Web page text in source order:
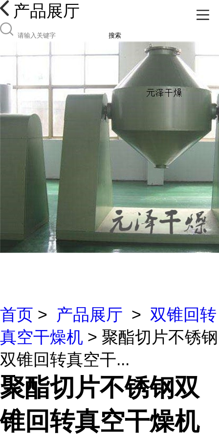
产品展厅
搜索
首页 > 产品展厅 > 双锥回转
真空干燥机 > 聚酯切片不锈钢
双锥回转真空干...
聚酯切片不锈钢双
锥回转真空干燥机